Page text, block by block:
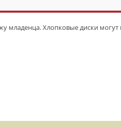
Хлопковые диски могут